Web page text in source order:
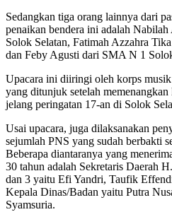
Sedangkan tiga orang lainnya dari
penaikan bendera ini adalah
Solok Selatan, Fatimah Azzahra
dan Feby Agusti dari SMA N 1
Upacara ini diiringi oleh korps
yang ditunjuk setelah
jelang peringatan 17-an di Solok
Usai upacara, juga dilaksanakan
sejumlah PNS yang sudah berbakti
Beberapa diantaranya yang
30 tahun adalah Sekretaris Daerah
dan 3 yaitu Efi Yandri, Taufik
Kepala Dinas/Badan yaitu Putra
Syamsuria.